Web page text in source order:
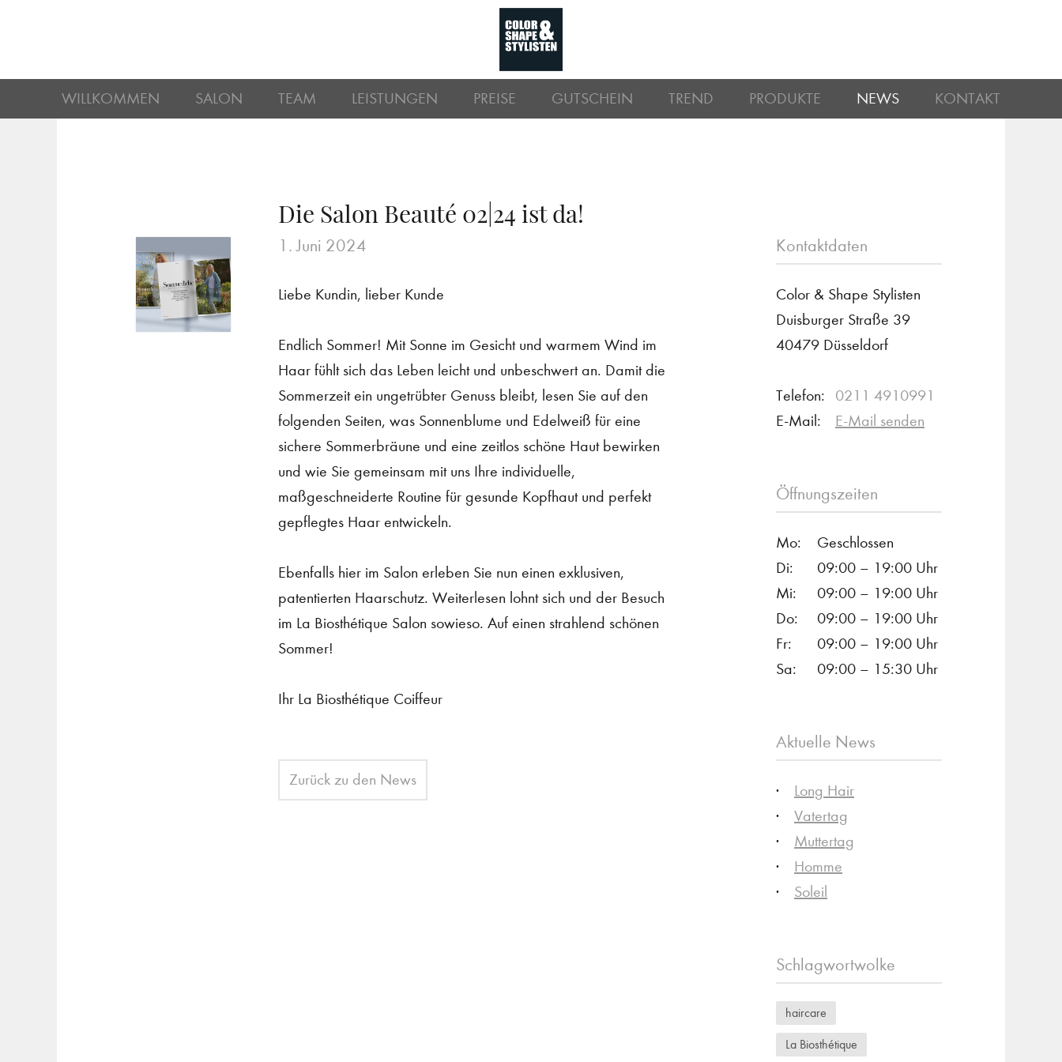
WILLKOMMEN SALON TEAM LEISTUNGEN PREISE GUTSCHEIN TREND PRODUKTE NEWS KONTAKT
Kontaktdaten
Color & Shape Stylisten
Duisburger Straße 39
40479 Düsseldorf
Telefon:
0211 4910991
E-Mail:
E-Mail senden
Öffnungszeiten
Mo:
Geschlossen
Di:
09:00 – 19:00 Uhr
Mi:
09:00 – 19:00 Uhr
Do:
09:00 – 19:00 Uhr
Fr:
09:00 – 19:00 Uhr
Sa:
09:00 – 15:30 Uhr
Aktuelle News
Long Hair
Vatertag
Muttertag
Homme
Soleil
Schlagwortwolke
haircare
La Biosthétique
Die Salon Beauté 02|24 ist da!
1. Juni 2024
Liebe Kundin, lieber Kunde
Endlich Sommer! Mit Sonne im Gesicht und warmem Wind im
Haar fühlt sich das Leben leicht und unbeschwert an. Damit die
Sommerzeit ein ungetrübter Genuss bleibt, lesen Sie auf den
folgenden Seiten, was Sonnenblume und Edelweiß für eine
sichere Sommerbräune und eine zeitlos schöne Haut bewirken
und wie Sie gemeinsam mit uns Ihre individuelle,
maßgeschneiderte Routine für gesunde Kopfhaut und perfekt
gepflegtes Haar entwickeln.
Ebenfalls hier im Salon erleben Sie nun einen exklusiven,
patentierten Haarschutz. Weiterlesen lohnt sich und der Besuch
im La Biosthétique Salon sowieso. Auf einen strahlend schönen
Sommer!
Ihr La Biosthétique Coiffeur
Zurück zu den News